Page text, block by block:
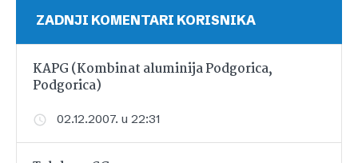
ZADNJI KOMENTARI KORISNIKA
KAPG (Kombinat aluminija Podgorica,
Podgorica)
02.12.2007. u 22:31